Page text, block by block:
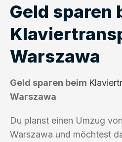
Geld sparen
Warszawa
Geld sparen beim
Warszawa
Du planst einen Umzug
Warszawa und möchtest